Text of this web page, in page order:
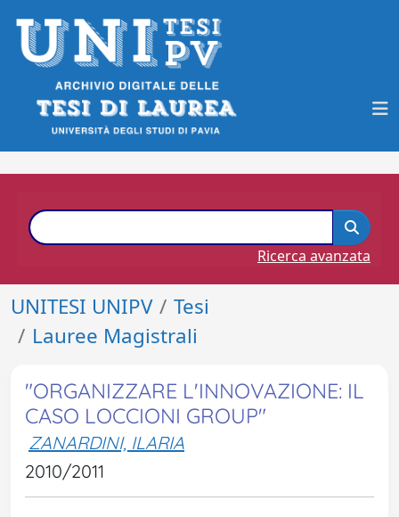
Ricerca avanzata
UNITESI UNIPV
Tesi
Lauree Magistrali
"ORGANIZZARE L'INNOVAZIONE: IL
CASO LOCCIONI GROUP"
ZANARDINI, ILARIA
2010/2011